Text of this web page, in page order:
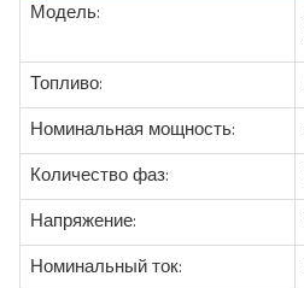
Модель:
Топливо:
Номинальная мощность:
Количество фаз:
Напряжение:
Номинальный ток: